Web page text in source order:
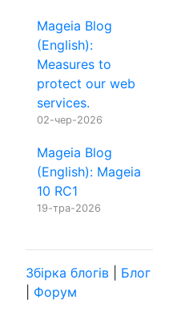
Mageia Blog
(English):
Measures to
protect our web
services.
02-чер-2026
Mageia Blog
(English): Mageia
10 RC1
19-тра-2026
Збірка блогів
Блог
Форум